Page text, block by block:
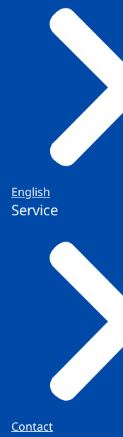
English
Service
Contact